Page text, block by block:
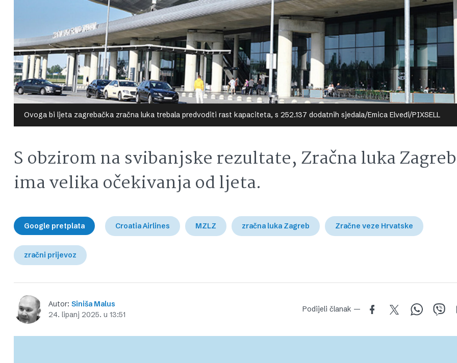
Ovoga bi ljeta zagrebačka zračna luka trebala predvoditi rast kapaciteta, s 252.137 dodatnih sjedala/Emica Elveđi/PIXSELL
S obzirom na svibanjske rezultate, Zračna luka Zagreb
ima velika očekivanja od ljeta.
Google pretplata Croatia Airlines MZLZ zračna luka Zagreb Zračne veze Hrvatske
zračni prijevoz
Autor: Siniša Malus
24. lipanj 2025. u 13:51
Podijeli članak —